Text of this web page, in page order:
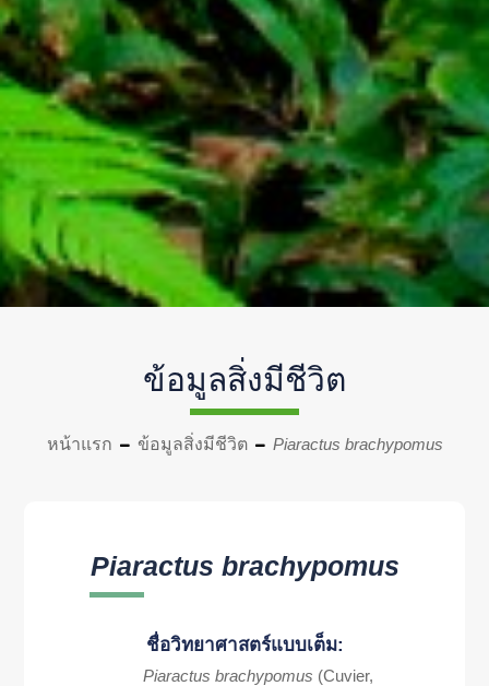
ข้อมูลสิ่งมีชีวิต
หน้าแรก ข้อมูลสิ่งมีชีวิต Piaractus brachypomus
Piaractus brachypomus
ชื่อวิทยาศาสตร์แบบเต็ม:
Piaractus brachypomus (Cuvier,